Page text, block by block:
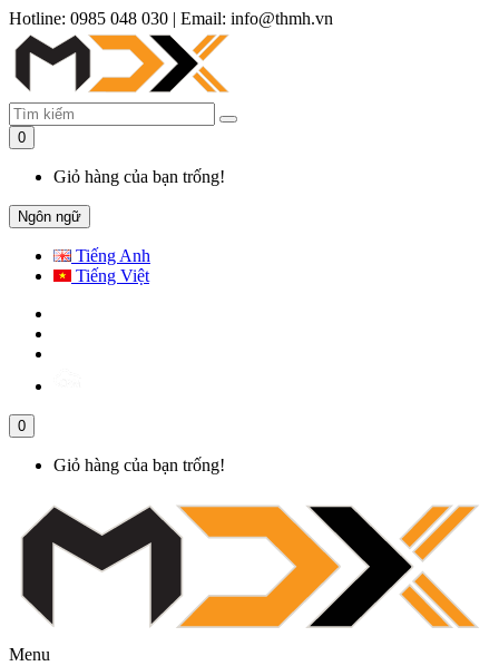
Hotline: 0985 048 030 | Email: info@thmh.vn
0
Giỏ hàng của bạn trống!
Ngôn ngữ
Tiếng Anh
Tiếng Việt
0
Giỏ hàng của bạn trống!
Menu